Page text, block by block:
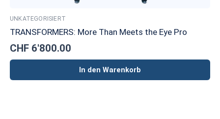
UNKATEGORISIERT
TRANSFORMERS: More Than Meets the Eye Pro
CHF 6'800.00
In den Warenkorb